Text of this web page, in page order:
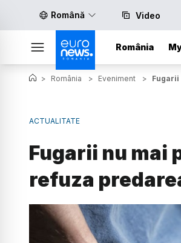
Română Video
România
> România > Eveniment > Fugarii
ACTUALITATE
Fugarii nu mai
refuza